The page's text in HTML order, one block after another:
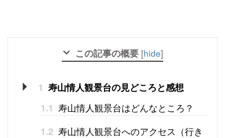
この記事の概要 [hide]
1 寿山情人観景台の見どころと感想
1.1 寿山情人観景台はどんなところ？
1.2 寿山情人観景台へのアクセス（行き